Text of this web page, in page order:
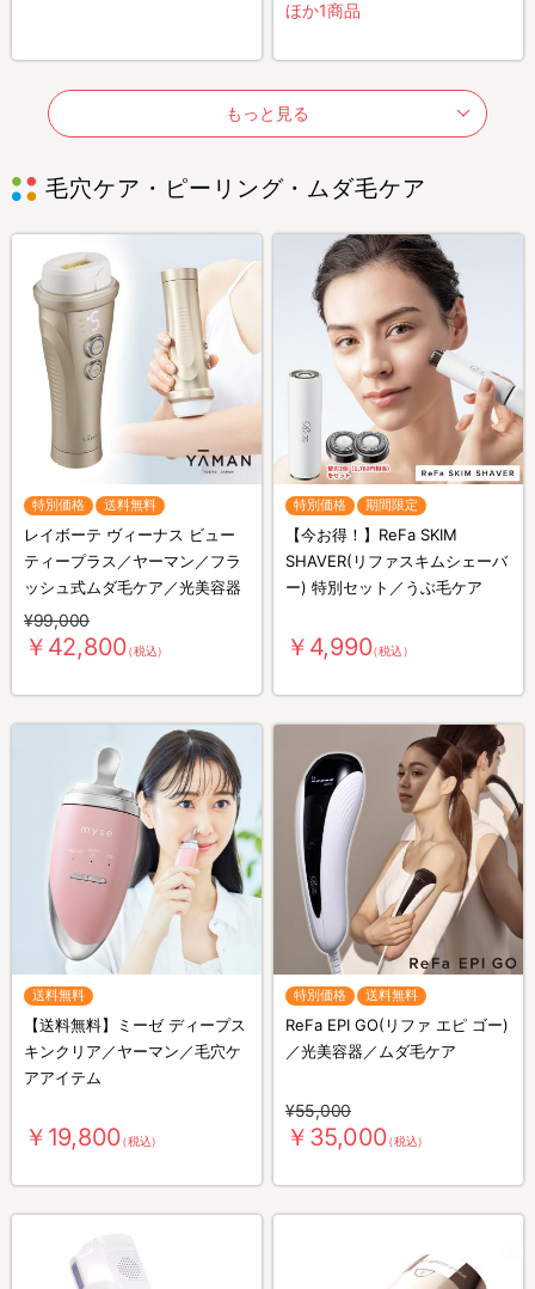
ほか1商品
もっと見る
毛穴ケア・ピーリング・ムダ毛ケア
特別価格 送料無料
レイボーテ ヴィーナス ビュー
ティープラス／ヤーマン／フラ
ッシュ式ムダ毛ケア／光美容器
¥99,000
￥42,800（税込）
特別価格 期間限定
【今お得！】ReFa SKIM
SHAVER(リファスキムシェーバ
ー) 特別セット／うぶ毛ケア
￥4,990（税込）
送料無料
【送料無料】ミーゼ ディープス
キンクリア／ヤーマン／毛穴ケ
アアイテム
￥19,800（税込）
特別価格 送料無料
ReFa EPI GO(リファ エピ ゴー)
／光美容器／ムダ毛ケア
¥55,000
￥35,000（税込）